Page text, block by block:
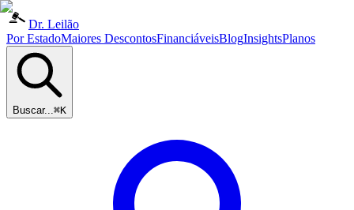
Dr. Leilão
Por EstadoMaiores DescontosFinanciáveisBlogInsightsPlanos
Buscar...⌘K